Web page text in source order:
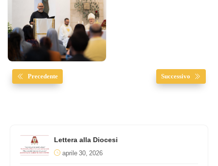
Precedente Successivo
Lettera alla Diocesi
aprile 30, 2026